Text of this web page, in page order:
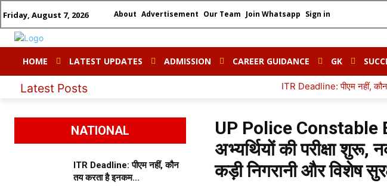
Friday, August 7, 2026 About Advertisement Our Team Join Whatsapp Sign in
HOME LATEST UPDATES ADMISSION CAREER GUIDANCE GK
Latest Posts ITR Deadline: पीएम नहीं, कौन तय करता है इनकम
NATIONAL
ITR Deadline: पीएम नहीं, कौन
तय करता है इनकम...
UP Police Constable
अभ्यर्थियों की परीक्षा
कड़ी निगरानी और विशेष